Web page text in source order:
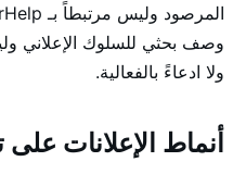
وصف بحثي للسلوك الإعلاني
ولا ادعاءً بالفعالية.
أنماط الإعلانات على